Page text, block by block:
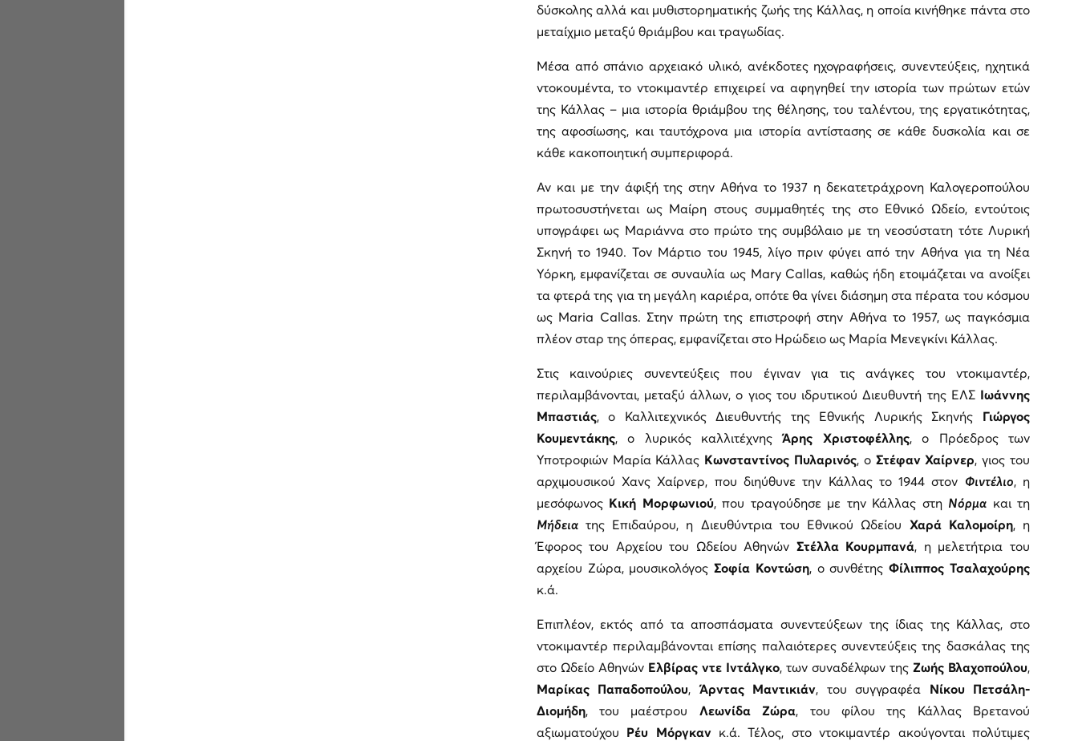
δύσκολης αλλά και μυθιστορηματικής ζωής της Κάλλας, η οποία κινήθηκε πάντα στο
μεταίχμιο μεταξύ θριάμβου και τραγωδίας.
Μέσα από σπάνιο αρχειακό υλικό, ανέκδοτες ηχογραφήσεις, συνεντεύξεις, ηχητικά
ντοκουμέντα, το ντοκιμαντέρ επιχειρεί να αφηγηθεί την ιστορία των πρώτων ετών
της Κάλλας – μια ιστορία θριάμβου της θέλησης, του ταλέντου, της εργατικότητας,
της αφοσίωσης, και ταυτόχρονα μια ιστορία αντίστασης σε κάθε δυσκολία και σε
κάθε κακοποιητική συμπεριφορά.
Αν και με την άφιξή της στην Αθήνα το 1937 η δεκατετράχρονη Καλογεροπούλου
πρωτοσυστήνεται ως Μαίρη στους συμμαθητές της στο Εθνικό Ωδείο, εντούτοις
υπογράφει ως Μαριάννα στο πρώτο της συμβόλαιο με τη νεοσύστατη τότε Λυρική
Σκηνή το 1940. Τον Μάρτιο του 1945, λίγο πριν φύγει από την Αθήνα για τη Νέα
Υόρκη, εμφανίζεται σε συναυλία ως Mary Callas, καθώς ήδη ετοιμάζεται να ανοίξει
τα φτερά της για τη μεγάλη καριέρα, οπότε θα γίνει διάσημη στα πέρατα του κόσμου
ως Maria Callas. Στην πρώτη της επιστροφή στην Αθήνα το 1957, ως παγκόσμια
πλέον σταρ της όπερας, εμφανίζεται στο Ηρώδειο ως Μαρία Μενεγκίνι Κάλλας.
Στις καινούριες συνεντεύξεις που έγιναν για τις ανάγκες του ντοκιμαντέρ,
περιλαμβάνονται, μεταξύ άλλων, ο γιος του ιδρυτικού Διευθυντή της ΕΛΣ Ιωάννης
Μπαστιάς, ο Καλλιτεχνικός Διευθυντής της Εθνικής Λυρικής Σκηνής Γιώργος
Κουμεντάκης, ο λυρικός καλλιτέχνηςΆρης Χριστοφέλλης, ο Πρόεδρος των
Υποτροφιών Μαρία Κάλλας Κωνσταντίνος Πυλαρινός, ο Στέφαν Χαίρνερ, γιος του
αρχιμουσικού Χανς Χαίρνερ, που διηύθυνε την Κάλλας το 1944 στον Φιντέλιο, η
μεσόφωνος Κική Μορφωνιού, που τραγούδησε με την Κάλλας στη Νόρμα και τη
Μήδειατης Επιδαύρου, η Διευθύντρια του Εθνικού Ωδείου Χαρά Καλομοίρη, η
Έφορος του Αρχείου του Ωδείου Αθηνών Στέλλα Κουρμπανά, η μελετήτρια του
αρχείου Ζώρα, μουσικολόγοςΣοφία Κοντώση, ο συνθέτηςΦίλιππος Τσαλαχούρης
κ.ά.
Επιπλέον, εκτός από τα αποσπάσματα συνεντεύξεων της ίδιας της Κάλλας, στο
ντοκιμαντέρ περιλαμβάνονται επίσης παλαιότερες συνεντεύξεις της δασκάλας της
στο Ωδείο Αθηνών Ελβίρας ντε Ιντάλγκο, των συναδέλφων της Ζωής Βλαχοπούλου,
Μαρίκας Παπαδοπούλου,Άρντας Μαντικιάν, του συγγραφέα Νίκου Πετσάλη-
Διομήδη, του μαέστρου Λεωνίδα Ζώρα, του φίλου της Κάλλας Βρετανού
αξιωματούχου Ρέυ Μόργκανκ.ά. Τέλος, στο ντοκιμαντέρ ακούγονται πολύτιμες